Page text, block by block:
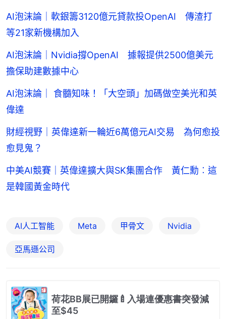
AI泡沫論｜軟銀籌3120億元貸款投OpenAI 傳渣打
等21家新機構加入
AI泡沫論｜Nvidia撐OpenAI 據報提供2500億美元
擔保助建數據中心
AI泡沫論｜ 食髓知味！「大空頭」加碼做空美光和英
偉達
財經視野｜英偉達新一輪近6萬億元AI交易 為何愈投
愈見鬼？
中美AI競賽｜英偉達擴大與SK集團合作 黃仁勳︰這
是韓國黃金時代
AI人工智能 Meta 甲骨文 Nvidia
亞馬遜公司